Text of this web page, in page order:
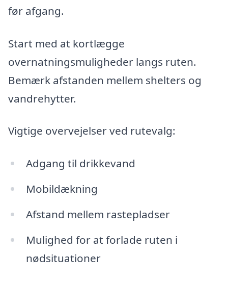
før afgang.
Start med at kortlægge
overnatningsmuligheder langs ruten.
Bemærk afstanden mellem shelters og
vandrehytter.
Vigtige overvejelser ved rutevalg:
Adgang til drikkevand
Mobildækning
Afstand mellem rastepladser
Mulighed for at forlade ruten i
nødsituationer